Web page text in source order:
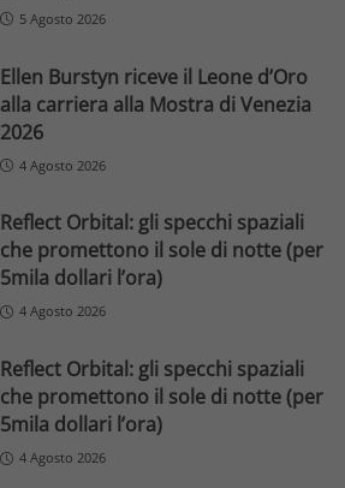
5 Agosto 2026
Ellen Burstyn riceve il Leone d’Oro
alla carriera alla Mostra di Venezia
2026
4 Agosto 2026
Reflect Orbital: gli specchi spaziali
che promettono il sole di notte (per
5mila dollari l’ora)
4 Agosto 2026
Reflect Orbital: gli specchi spaziali
che promettono il sole di notte (per
5mila dollari l’ora)
4 Agosto 2026